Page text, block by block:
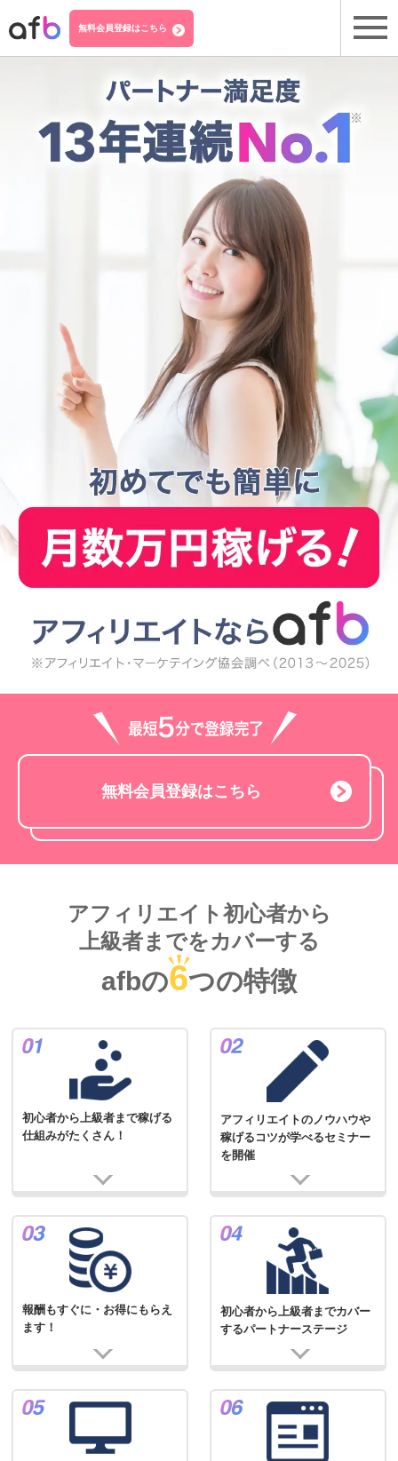
無料会員登録はこちら
無料会員登録はこちら
アフィリエイト初心者から
上級者までをカバーする
afbの6つの特徴
初心者から上級者まで稼げる
仕組みがたくさん！
アフィリエイトのノウハウや
稼げるコツが学べるセミナー
を開催
報酬もすぐに・お得にもらえ
ます！
初心者から上級者までカバー
するパートナーステージ